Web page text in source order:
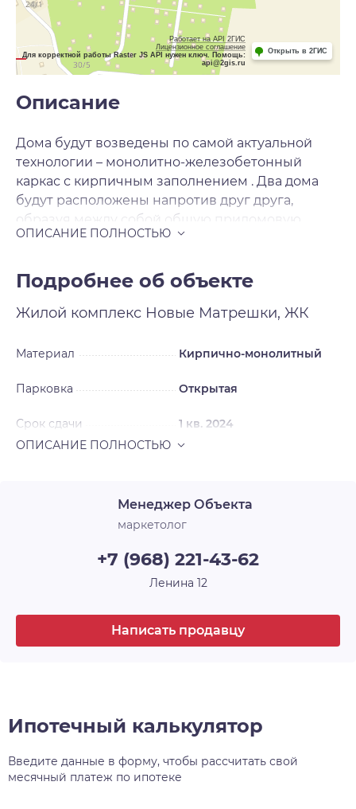
Работает на API 2ГИС
Лицензионное соглашение
Для корректной работы Raster JS API нужен ключ. Помощь:
api@2gis.ru
Открыть в 2ГИС
Описание
Дома будут возведены по самой актуальной
технологии – монолитно-железобетонный
каркас с кирпичным заполнением . Два дома
будут расположены напротив друг друга,
образуя между собой общую придомовую
территорию со своей атмосферой. На первых
коммерческой инфраструктуры. Вокруг домов
предусмотрены парковочные места на 983
автомобиля, за безопасность которых можно не
огорожена по периметру. Готовые квартиры с
застройщика. После получения ключей вы
Застройщик делает ремонт в нейтральном
стиле, который легко переделать под свои
площадки выглядят современно, стильно и
продолжают общую концепцию оформления.
Подробнее об объекте
Жилой комплекс Новые Матрешки, ЖК
Материал Кирпично-монолитный
Парковка Открытая
Срок сдачи 1 кв. 2024
Менеджер Объекта
маркетолог
+7 (968) 221-43-62
Ленина 12
Написать продавцу
Ипотечный калькулятор
Введите данные в форму, чтобы рассчитать свой
месячный платеж по ипотеке